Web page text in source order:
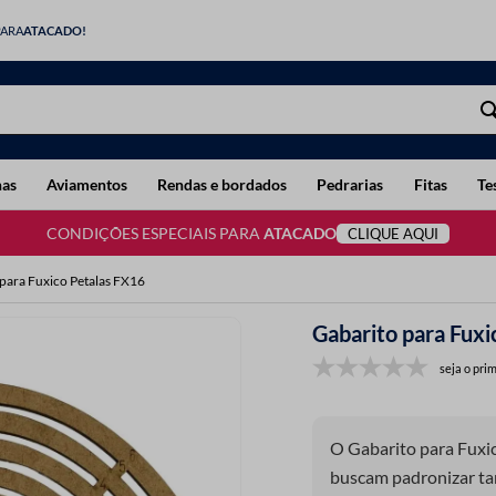
ATACADO!
Aviamentos Rendas e bordados Pedrarias Fitas
CONDIÇÕES ESPECIAIS PARA ATACADO CLIQUE AQUI
Fuxico Petalas FX16
Gabarito para
seja o
O Gabarito para
buscam padronizar